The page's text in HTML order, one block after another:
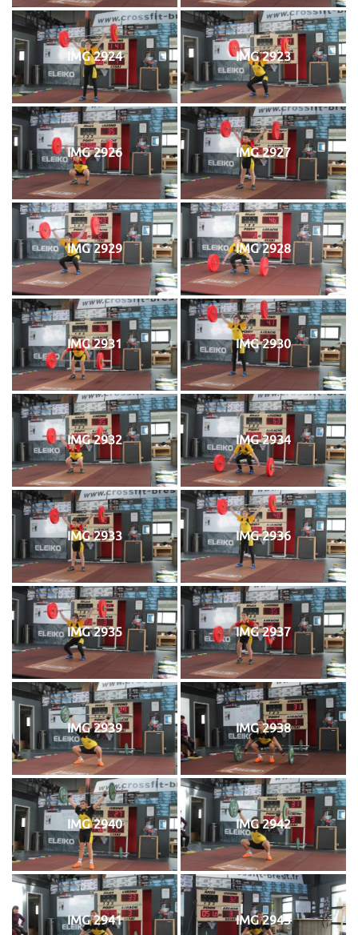
IMG 2924 IMG 2923
IMG 2926 IMG 2927
IMG 2929 IMG 2928
IMG 2931 IMG 2930
IMG 2932 IMG 2934
IMG 2933 IMG 2936
IMG 2935 IMG 2937
IMG 2939 IMG 2938
IMG 2940 IMG 2942
IMG 2941 IMG 2943